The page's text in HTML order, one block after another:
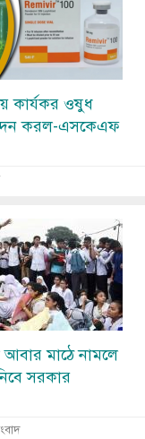
কার্যকর ওষুধ
করল-এসকেএফ
মাঠে নামলে
সরকার